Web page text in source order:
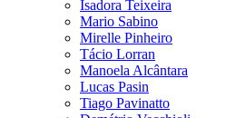
Isadora Teixeira
Mario Sabino
Mirelle Pinheiro
Tácio Lorran
Manoela Alcântara
Lucas Pasin
Tiago Pavinatto